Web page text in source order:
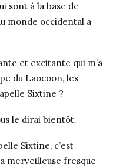
sont à la base de
monde occidental a
et excitante qui m’a
du Laocoon, les
Sixtine ?
le dirai bientôt.
Sixtine, c’est
merveilleuse fresque